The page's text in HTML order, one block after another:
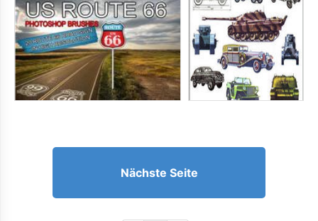
Nächste Seite